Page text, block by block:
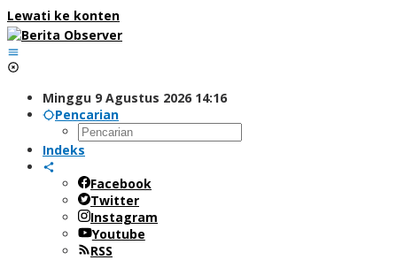
Lewati ke konten
Minggu 9 Agustus 2026 14:16
Pencarian
Indeks
Facebook
Twitter
Instagram
Youtube
RSS